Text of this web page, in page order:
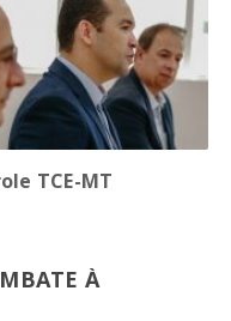
TCE-MT
À